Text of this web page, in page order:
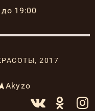
до 19:00
2017
Akyzo